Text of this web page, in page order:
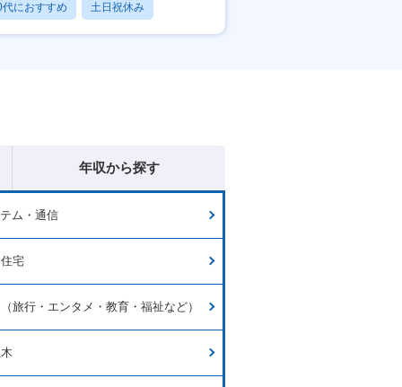
代におすすめ 土日祝休み
120日以上
年収から探す
ム・通信
宅
旅行・エンタメ・教育・福祉など）